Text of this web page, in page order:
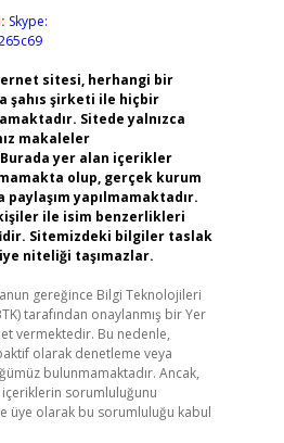
Skype:
sitesi, herhangi bir
şahıs şirketi ile hiçbir
Sitede yalnızca
makaleler
yer alan içerikler
olup, gerçek kurum
yapılmamaktadır.
ile isim benzerlikleri
Sitemizdeki bilgiler taslak
niteliği taşımazlar.
gereğince Bilgi Teknolojileri
tarafından onaylanmış bir Yer
vermektedir. Bu nedenle,
olarak denetleme veya
bulunmamaktadır. Ancak,
içeriklerin sorumluluğunu
üye olarak bu sorumluluğu kabul